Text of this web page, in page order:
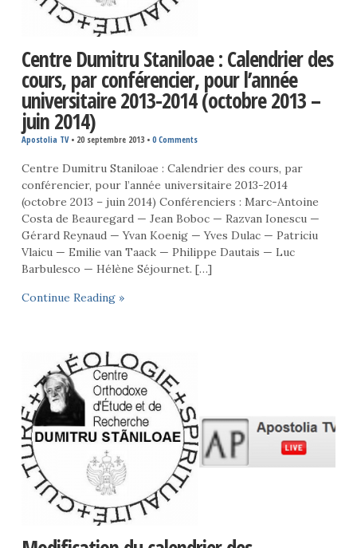
Centre Dumitru Staniloae : Calendrier des
cours, par conférencier, pour l’année
universitaire 2013-2014 (octobre 2013 –
juin 2014)
Apostolia TV• 20 septembre 2013• 0 Comments
Centre Dumitru Staniloae : Calendrier des cours, par
conférencier, pour l’année universitaire 2013-2014
(octobre 2013 – juin 2014) Conférenciers : Marc-Antoine
Costa de Beauregard — Jean Boboc — Razvan Ionescu —
Gérard Reynaud — Yvan Koenig — Yves Dulac — Patriciu
Vlaicu — Emilie van Taack — Philippe Dautais — Luc
Barbulesco — Hélène Séjournet. […]
Continue Reading »